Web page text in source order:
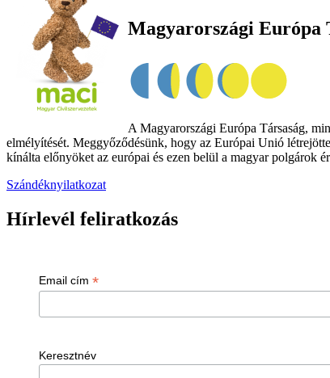
Magyarországi Európa
A Magyarországi Európa Társaság,
elmélyítését. Meggyőződésünk, hogy az Európai Unió
kínálta előnyöket az európai és ezen belül a magyar polgárok
Szándéknyilatkozat
Hírlevél feliratkozás
Email cím *
Keresztnév